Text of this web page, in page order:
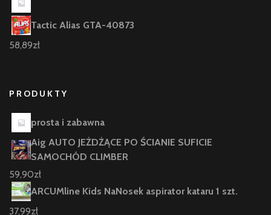
Tactic Alias GTA-40873
58,89zł
PRODUKTY
prosta i zabawna
Aig AUTO JEŻDŻĄCE PO ŚCIANIE SUFICIE
SAMOCHÓD CLIMBER
59,90zł
ARCUMline Kids NaNosek aspirator kataru 1 szt.
37,99zł